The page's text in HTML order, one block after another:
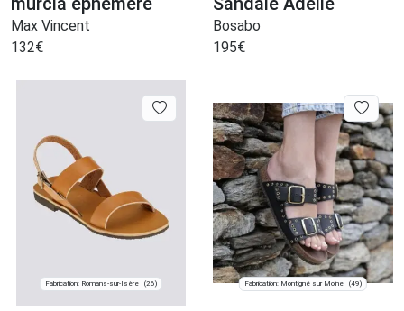
Max Vincent
132€
Bosabo
195€
Fabrication: Romans-sur-Isère (26) Fabrication: Montigné sur Moine (49)